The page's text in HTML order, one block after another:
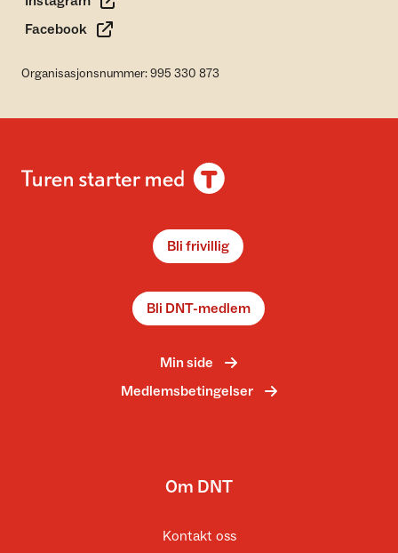
Facebook
Organisasjonsnummer: 995 330 873
Bli frivillig
Bli DNT-medlem
Min side
Medlemsbetingelser
Om DNT
Kontakt oss